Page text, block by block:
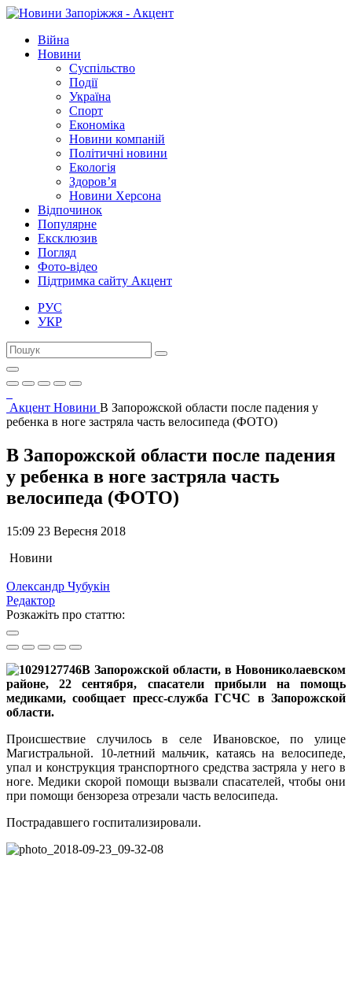
Війна
Новини
Суспільство
Події
Україна
Спорт
Економіка
Новини компаній
Політичні новини
Екологія
Здоров’я
Новини Херсона
Відпочинок
Популярне
Ексклюзив
Погляд
Фото-відео
Підтримка сайту Акцент
РУС
УКР
Акцент Новини В Запорожской области после падения у
ребенка в ноге застряла часть велосипеда (ФОТО)
В Запорожской области после падения
у ребенка в ноге застряла часть
велосипеда (ФОТО)
15:09 23 Вересня 2018
Новини
Олександр Чубукін
Редактор
Розкажіть про статтю:
В Запорожской области, в Новониколаевском
районе, 22 сентября, спасатели прибыли на помощь
медиками, сообщает пресс-служба ГСЧС в Запорожской
области.
Происшествие случилось в селе Ивановское, по улице
Магистральной. 10-летний мальчик, катаясь на велосипеде,
упал и конструкция транспортного средства застряла у него в
ноге. Медики скорой помощи вызвали спасателей, чтобы они
при помощи бензореза отрезали часть велосипеда.
Пострадавшего госпитализировали.